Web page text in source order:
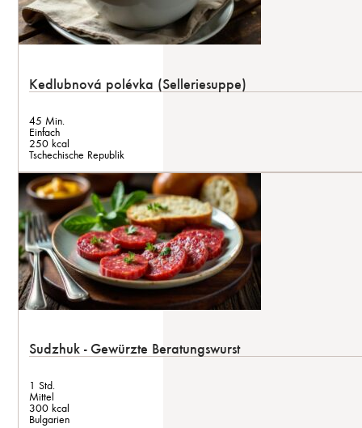
Kedlubnová polévka (Selleriesuppe)
45 Min.
Einfach
250 kcal
Tschechische Republik
Sudzhuk - Gewürzte Beratungswurst
1 Std.
Mittel
300 kcal
Bulgarien